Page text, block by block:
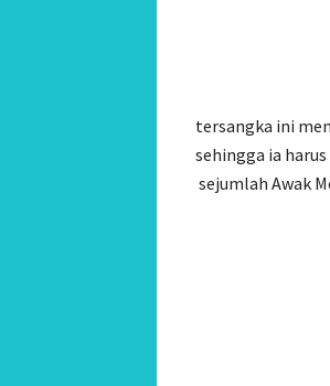
tersangka ini
sehingga ia
sejumlah Awak